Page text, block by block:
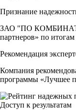
Признание
ЗАО "ПО КОМБИНАТ
партнеров» по
Рекомендация
Компания
программы «Лучшее
Доступ к результатам